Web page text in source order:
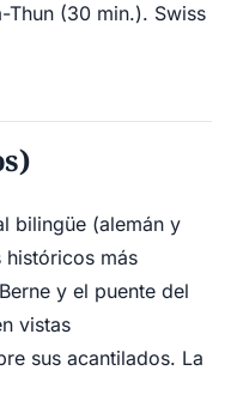
Thun (30 min.). Swiss
bilingüe (alemán y
más
y el puente del
vistas
sus acantilados. La